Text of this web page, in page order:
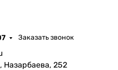
Заказать звонок
Назарбаева, 252